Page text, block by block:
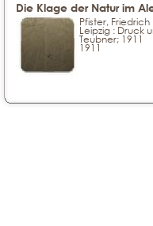
Die Klage der Natur im
Pfister,
Leipzig : Druck
Teubner; 1911
1911